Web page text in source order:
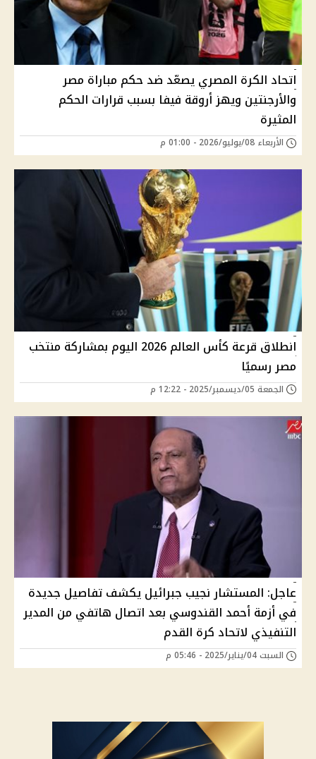
اتحاد الكرة المصري يصعّد ضد حكم مباراة مصر
والأرجنتين ويهز أروقة فيفا بسبب قرارات الحكم
المثيرة
الأربعاء 08/يوليو/2026 - 01:00 م
انطلاق قرعة كأس العالم 2026 اليوم بمشاركة منتخب
مصر رسميًا
الجمعة 05/ديسمبر/2025 - 12:22 م
عاجل: المستشار نجيب جبرائيل يكشف تفاصيل جديدة
في أزمة أحمد القندوسي بعد اتصال هاتفي من المدير
التنفيذي لاتحاد كرة القدم
السبت 04/يناير/2025 - 05:46 م